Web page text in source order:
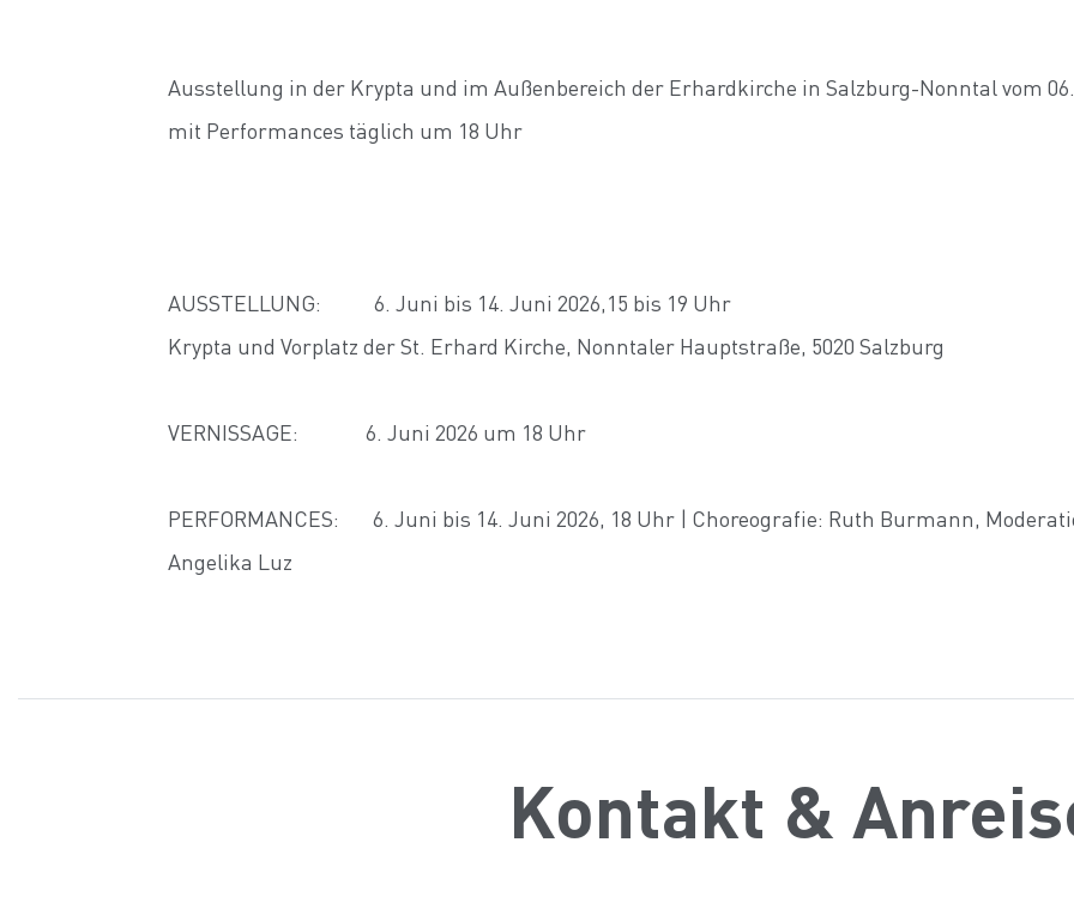
Ausstellung in der Krypta und im Außenbereich der Erhardkirche in Salzburg-Nonntal vom
mit Performances täglich um 18 Uhr
AUSSTELLUNG: 6. Juni bis 14. Juni 2026,15 bis 19 Uhr
Krypta und Vorplatz der St. Erhard Kirche, Nonntaler Hauptstraße, 5020 Salzburg
VERNISSAGE: 6. Juni 2026 um 18 Uhr
PERFORMANCES: 6. Juni bis 14. Juni 2026, 18 Uhr | Choreografie: Ruth Burmann,
Angelika Luz
Kontakt &